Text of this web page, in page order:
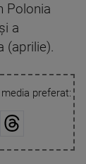
Polonia
a
(aprilie).
preferat: